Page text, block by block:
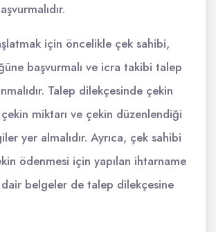
için öncelikle çek sahibi,
başvurmalı ve icra takibi talep
Talep dilekçesinde çekin
miktarı ve çekin düzenlendiği
yer almalıdır. Ayrıca, çek sahibi
ödenmesi için yapılan ihtarname
belgeler de talep dilekçesine